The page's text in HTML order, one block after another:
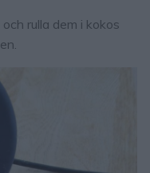
rulla dem i kokos